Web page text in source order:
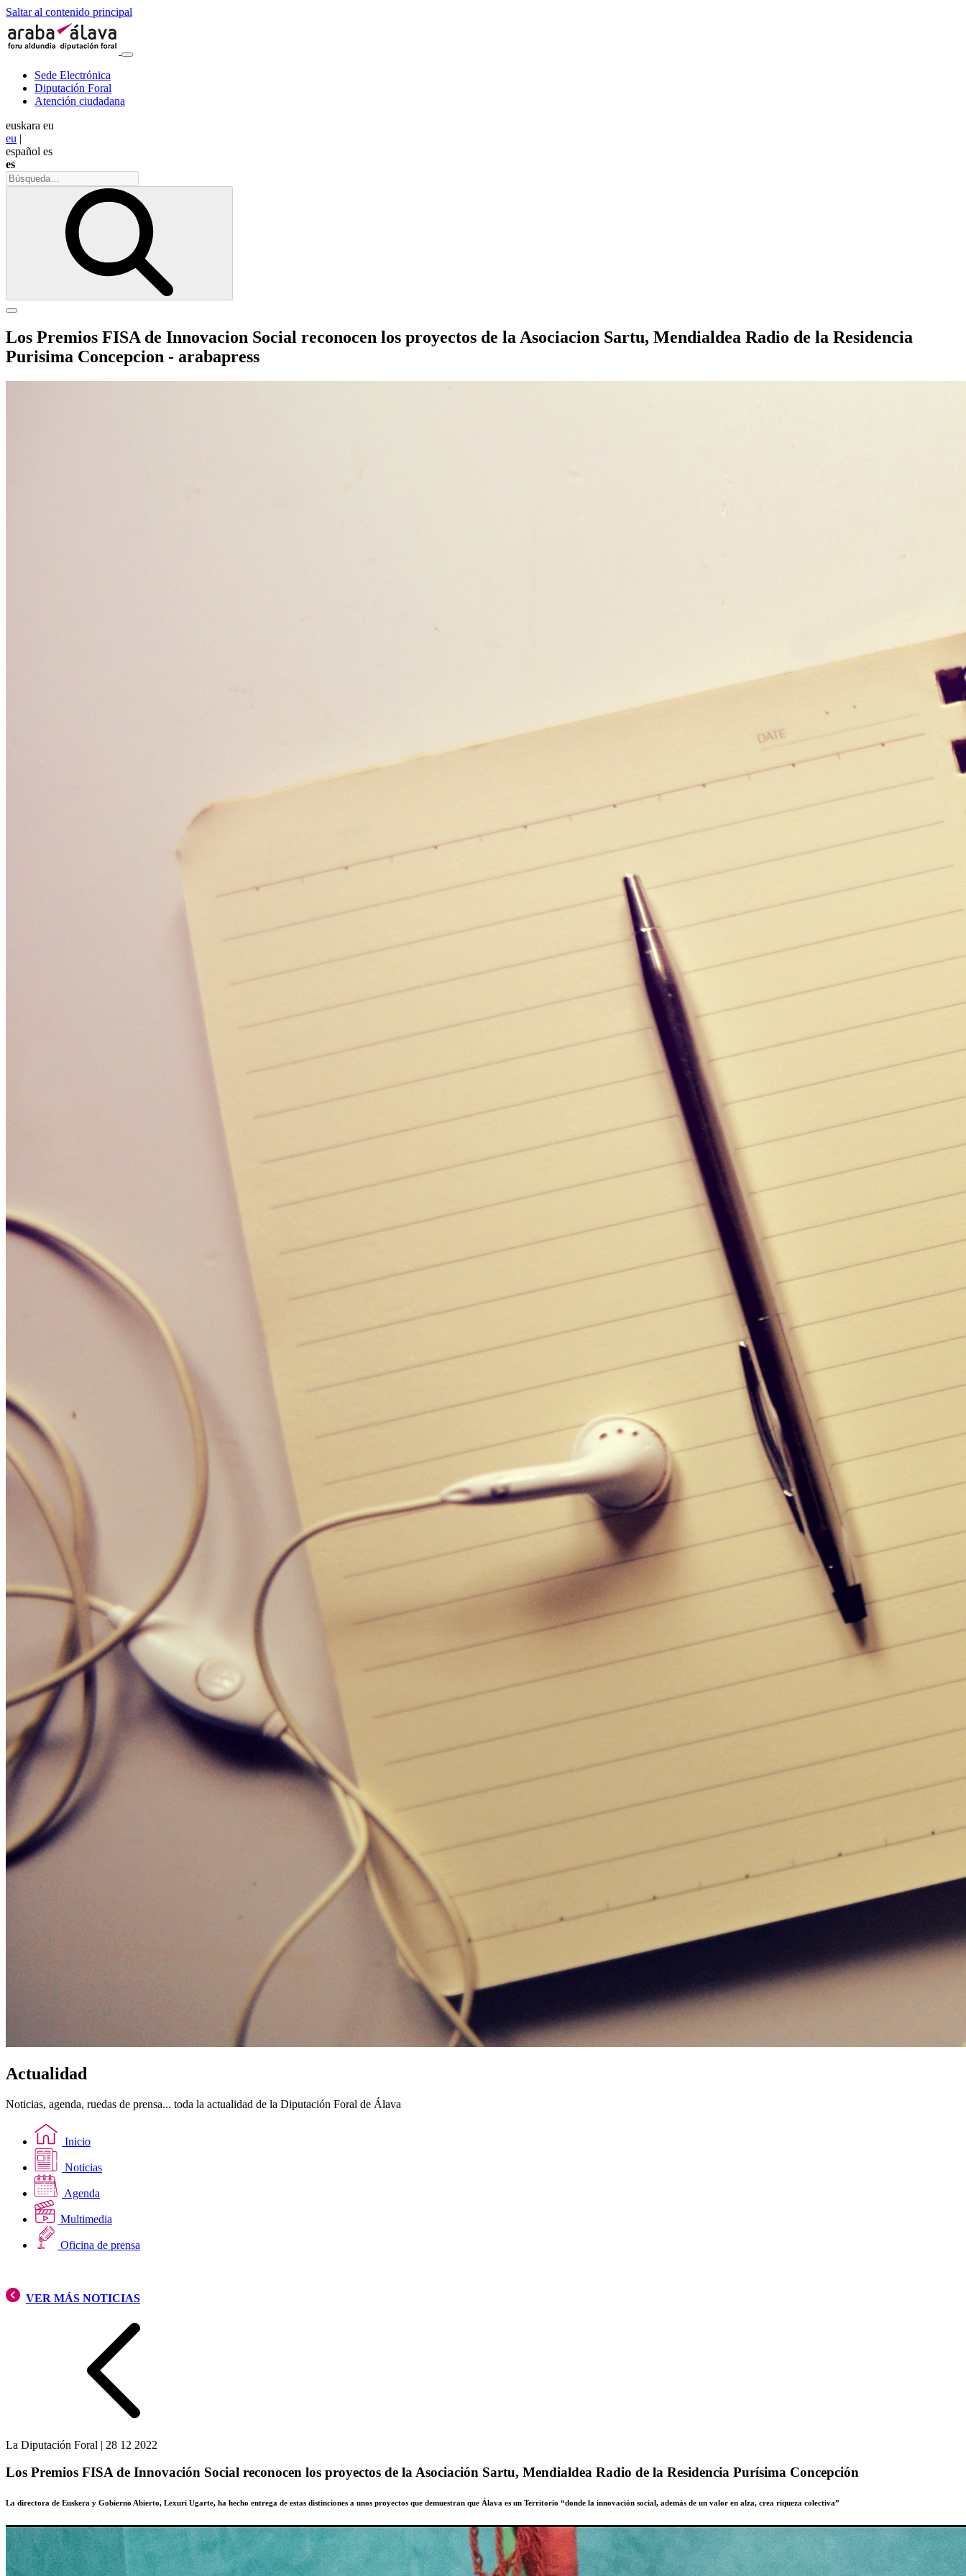
Saltar al contenido principal
Sede Electrónica
Diputación Foral
Atención ciudadana
euskara eu
eu |
español es
es
Los Premios FISA de Innovacion Social reconocen los proyectos de la Asociacion Sartu, Mendialdea Radio de la Residencia
Purisima Concepcion - arabapress
Actualidad
Noticias, agenda, ruedas de prensa... toda la actualidad de la Diputación Foral de Álava
Inicio
Noticias
Agenda
Multimedia
Oficina de prensa
VER MÁS NOTICIAS
La Diputación Foral | 28 12 2022
Los Premios FISA de Innovación Social reconocen los proyectos de la Asociación Sartu, Mendialdea Radio de la Residencia Purísima Concepción
La directora de Euskera y Gobierno Abierto, Lexuri Ugarte, ha hecho entrega de estas distinciones a unos proyectos que demuestran que Álava es un Territorio “donde la innovación social, además de un valor en alza, crea riqueza colectiva”